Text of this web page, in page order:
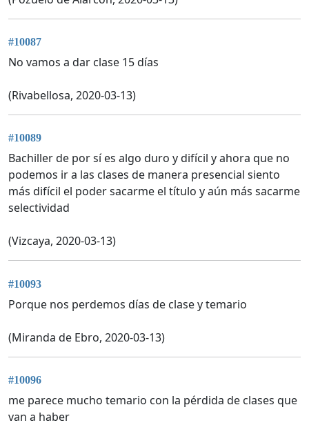
#10087
No vamos a dar clase 15 días
(Rivabellosa, 2020-03-13)
#10089
Bachiller de por sí es algo duro y difícil y ahora que no
podemos ir a las clases de manera presencial siento
más difícil el poder sacarme el título y aún más sacarme
selectividad
(Vizcaya, 2020-03-13)
#10093
Porque nos perdemos días de clase y temario
(Miranda de Ebro, 2020-03-13)
#10096
me parece mucho temario con la pérdida de clases que
van a haber